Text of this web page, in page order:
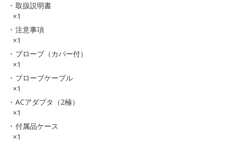
取扱説明書
×1
注意事項
×1
プローブ（カバー付）
×1
プローブケーブル
×1
ACアダプタ（2極）
×1
付属品ケース
×1